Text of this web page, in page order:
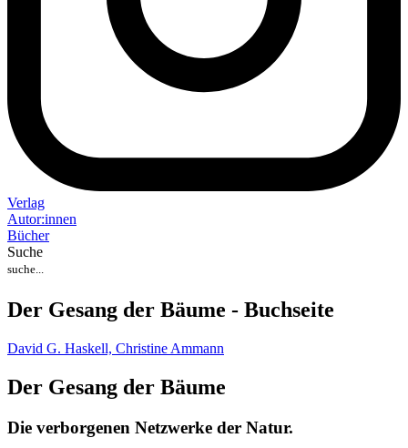
Verlag
Autor:innen
Bücher
Suche
Der Gesang der Bäume - Buchseite
David G. Haskell, Christine Ammann
Der Gesang der Bäume
Die verborgenen Netzwerke der Natur.